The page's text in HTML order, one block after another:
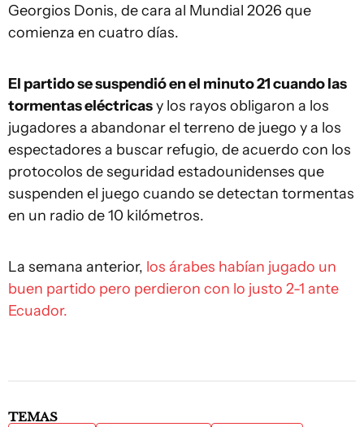
Georgios Donis, de cara al Mundial 2026 que
comienza en cuatro días.
El ‌partido se suspendió en el minuto 21 cuando las
tormentas eléctricasy los rayos obligaron a los
jugadores a abandonar el terreno de juego y a los
espectadores a buscar refugio, de ‌acuerdo con los
protocolos ‌de seguridad estadounidenses que
suspenden el juego cuando se detectan tormentas
en un radio de 10 kilómetros.
La semana anterior, los árabes habían jugado un
buen partido pero perdieron con lo justo 2-1 ante
Ecuador.
TEMAS